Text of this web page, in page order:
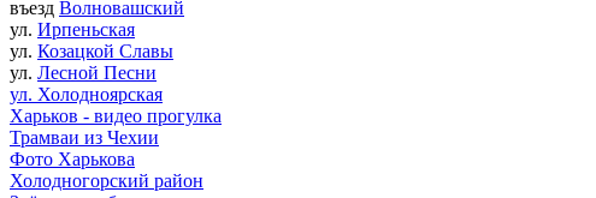
въезд Волновашский
ул. Ирпеньская
ул. Козацкой Славы
ул. Лесной Песни
ул. Холодноярская
Харьков - видео прогулка
Трамваи из Чехии
Фото Харькова
Холодногорский район